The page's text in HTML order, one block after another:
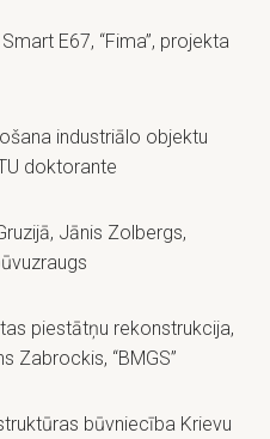
E67, “Fima”, projekta
industriālo objektu
doktorante
Jānis Zolbergs,
piestātņu rekonstrukcija,
Zabrockis, “BMGS”
būvniecība Krievu